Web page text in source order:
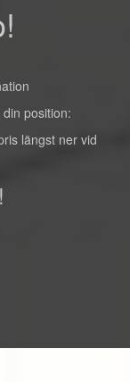
position:
längst ner vid